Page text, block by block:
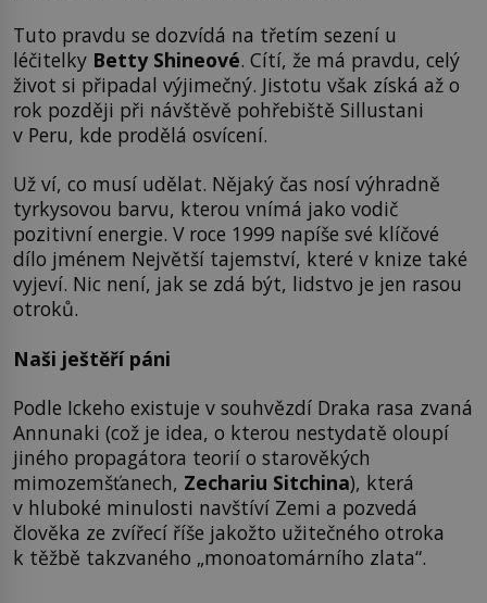
Tuto pravdu se dozvídá na třetím sezení u
léčitelky Betty Shineové. Cítí, že má pravdu, celý
život si připadal výjimečný. Jistotu však získá až o
rok později při návštěvě pohřebiště Sillustani
v Peru, kde prodělá osvícení.
Už ví, co musí udělat. Nějaký čas nosí výhradně
tyrkysovou barvu, kterou vnímá jako vodič
pozitivní energie. V roce 1999 napíše své klíčové
dílo jménem Největší tajemství, které v knize také
vyjeví. Nic není, jak se zdá být, lidstvo je jen rasou
otroků.
Naši ještěří páni
Podle Ickeho existuje v souhvězdí Draka rasa zvaná
Annunaki (což je idea, o kterou nestydatě oloupí
jiného propagátora teorií o starověkých
mimozemšťanech, Zechariu Sitchina), která
v hluboké minulosti navštíví Zemi a pozvedá
člověka ze zvířecí říše jakožto užitečného otroka
k těžbě takzvaného „monoatomárního zlata“.